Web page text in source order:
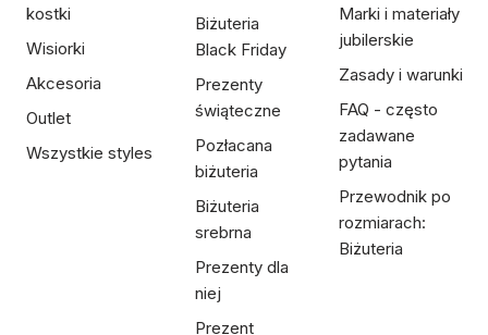
kostki
Wisiorki
Akcesoria
Outlet
Wszystkie styles
Biżuteria
Black Friday
Prezenty
świąteczne
Pozłacana
biżuteria
Biżuteria
srebrna
Prezenty dla
niej
Prezent
Marki i materiały
jubilerskie
Zasady i warunki
FAQ - często
zadawane
pytania
Przewodnik po
rozmiarach:
Biżuteria